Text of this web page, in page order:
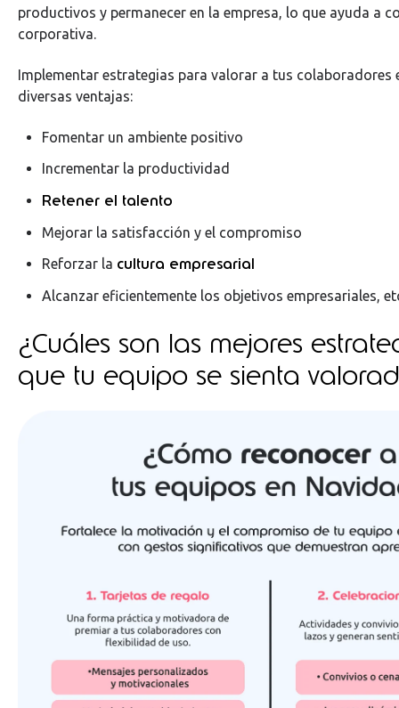
productivos y permanecer en la empresa, lo que ayuda a
corporativa.
Implementar estrategias para valorar a tus colaboradores
diversas ventajas:
Fomentar un ambiente positivo
Incrementar la productividad
Retener el talento
Mejorar la satisfacción y el compromiso
Reforzar la cultura empresarial
Alcanzar eficientemente los objetivos empresariales,
¿Cuáles son las mejores
que tu equipo se sienta